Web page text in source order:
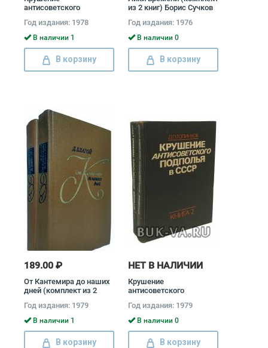
антисоветского
(комплект из 2 книг)
Давид Голинков
Год издания: 1978
В наличии 1
В корзину
из 2 книг) Борис Сучков
Год издания: 1976
В наличии 0
В корзину
189.00 ₽
От Кантемира до наших
дней (комплект из 2
Год издания: 1979
В наличии 1
В корзину
НЕТ В НАЛИЧИИ
Крушение
антисоветского
(комплект из 2 книг)
Давид Голинков
Год издания: 1979
В наличии 0
В корзину